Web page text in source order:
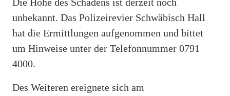
unbekannt. Das Polizeirevier Schwäbisch Hall
hat die Ermittlungen aufgenommen und bittet
um Hinweise unter der Telefonnummer 0791
4000.
Des Weiteren ereignete sich am